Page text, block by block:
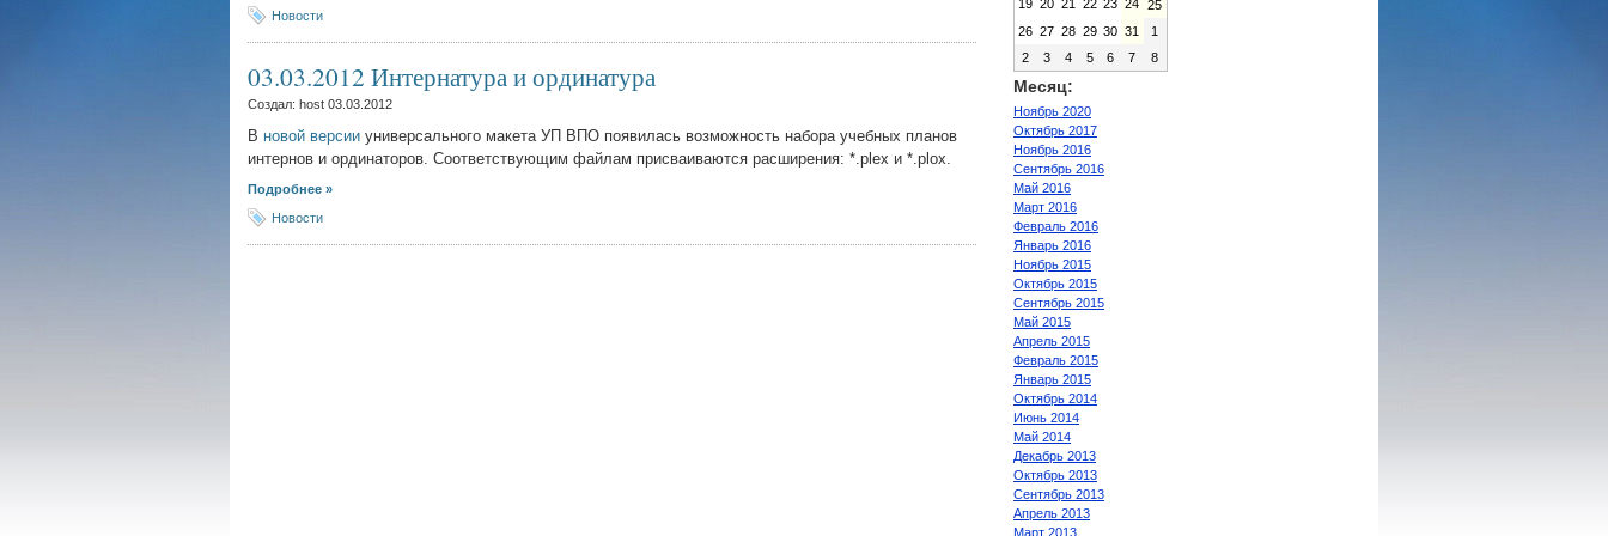
Новости
03.03.2012 Интернатура и ординатура
Создал: host 03.03.2012
В новой версии универсального макета УП ВПО появилась возможность набора учебных планов
интернов и ординаторов. Соответствующим файлам присваиваются расширения: *.plex и *.plox.
Подробнее »
Новости
19 20 21 22 23 24
25
26 27 28 29 30 31
1
2
3 4 5 6 7 8
Месяц:
Ноябрь 2020
Октябрь 2017
Ноябрь 2016
Сентябрь 2016
Май 2016
Март 2016
Февраль 2016
Январь 2016
Ноябрь 2015
Октябрь 2015
Сентябрь 2015
Май 2015
Апрель 2015
Февраль 2015
Январь 2015
Октябрь 2014
Июнь 2014
Май 2014
Декабрь 2013
Октябрь 2013
Сентябрь 2013
Апрель 2013
Март 2013